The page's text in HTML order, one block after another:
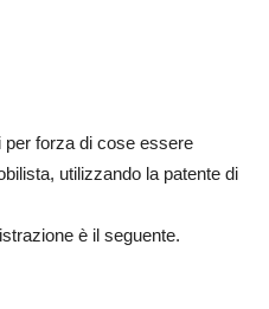
per forza di cose essere
utilizzando la patente di
è il seguente.